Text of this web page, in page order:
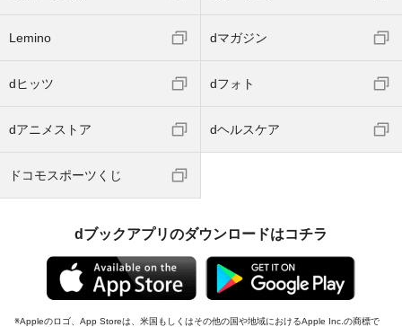
Lemino dマガジン
dヒッツ dフォト
dアニメストア dヘルスケア
ドコモスポーツくじ
dブックアプリのダウンロードはコチラ
Appleのロゴ、App Storeは、米国もしくはその他の国や地域におけるApple Inc.の商標で